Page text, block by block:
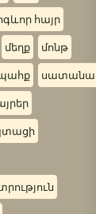
հայր
մեղք մոնթ
սատանա